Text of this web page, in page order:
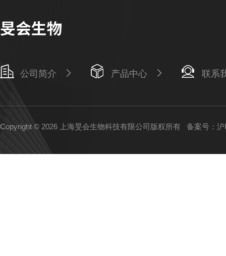
公司简介 产品中心 联系
Copyright © 2026 上海旻会生物科技有限公司版权所有 备案号：